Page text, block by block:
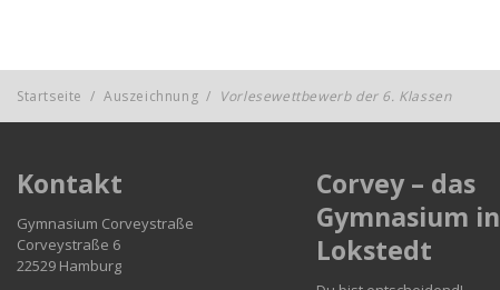
Startseite / Auszeichnung / Vorlesewettbewerb der 6. Klassen
Kontakt
Gymnasium Corveystraße
Corveystraße 6
22529 Hamburg
Corvey – das
Gymnasium in
Lokstedt